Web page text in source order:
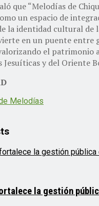
que “Melodías de
un espacio de
la identidad cultural de
en un puente entre
el patrimonio
Jesuíticas y del Oriente
Melodías
la gestión